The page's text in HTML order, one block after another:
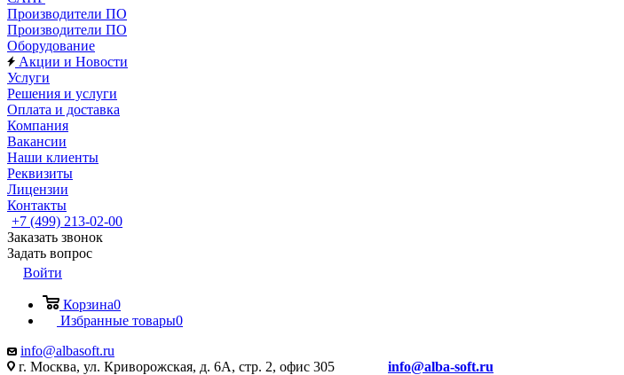
Производители ПО
Производители ПО
Оборудование
Акции и Новости
Услуги
Решения и услуги
Оплата и доставка
Компания
Вакансии
Наши клиенты
Реквизиты
Лицензии
Контакты
+7 (499) 213-02-00
Заказать звонок
Задать вопрос
Войти
Корзина0
Избранные товары0
info@albasoft.ru
г. Москва, ул. Криворожская, д. 6А, стр. 2, офис 305 info@alba-soft.ru